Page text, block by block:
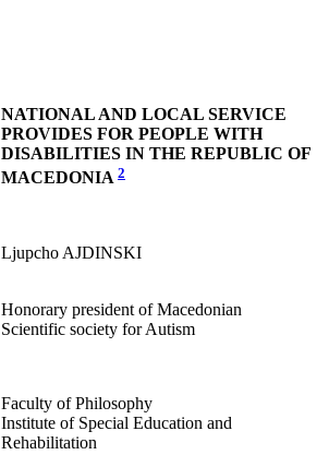
NATIONAL AND LOCAL SERVICE
PROVIDES FOR PEOPLE WITH
DISABILITIES IN THE REPUBLIC OF
MACEDONIA 2
Ljupcho AJDINSKI
Honorary president of Macedonian
Scientific society for Autism
Faculty of Philosophy
Institute of Special Education and
Rehabilitation